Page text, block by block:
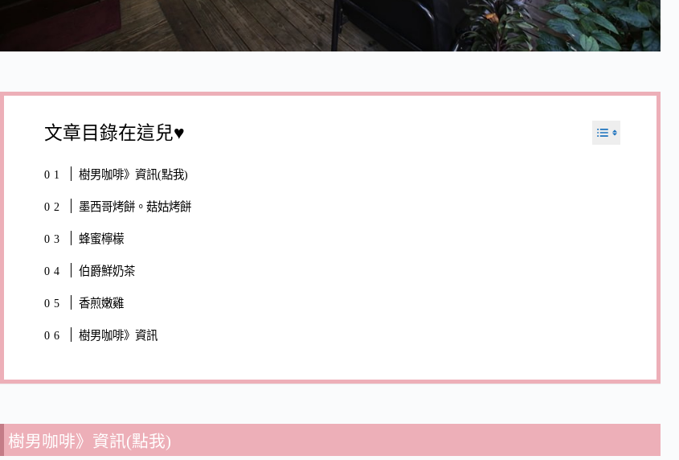
文章目錄在這兒♥
樹男咖啡》資訊(點我)
墨西哥烤餅。菇姑烤餅
蜂蜜檸檬
伯爵鮮奶茶
香煎嫩雞
樹男咖啡》資訊
樹男咖啡》資訊(點我)